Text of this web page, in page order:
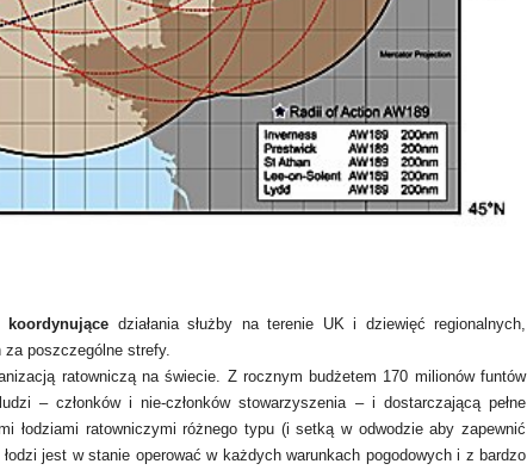
działania służby na terenie UK i dziewięć regionalnych,
za poszczególne strefy.
ratowniczą na świecie. Z rocznym budżetem 170 milionów funtów
– członków i nie-członków stowarzyszenia – i dostarczającą pełne
łodziami ratowniczymi różnego typu (i setką w odwodzie aby zapewnić
jest w stanie operować w każdych warunkach pogodowych i z bardzo